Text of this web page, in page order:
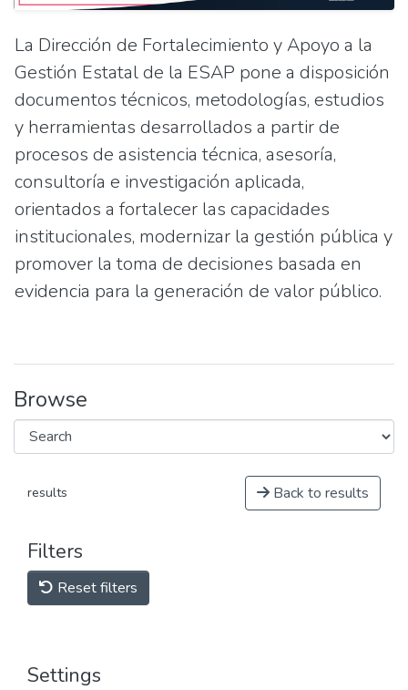
La Dirección de Fortalecimiento y Apoyo a la
Gestión Estatal de la ESAP pone a disposición
documentos técnicos, metodologías, estudios
y herramientas desarrollados a partir de
procesos de asistencia técnica, asesoría,
consultoría e investigación aplicada,
orientados a fortalecer las capacidades
institucionales, modernizar la gestión pública y
promover la toma de decisiones basada en
evidencia para la generación de valor público.
Browse
results Back to results
Filters
Reset filters
Settings